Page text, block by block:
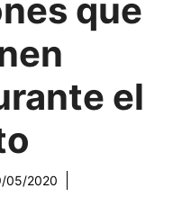
que
el
05/2020